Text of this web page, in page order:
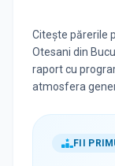
Citește părerile
Otesani din
raport cu
atmosfera
FII